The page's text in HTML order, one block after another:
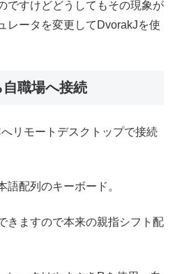
ですけどどうしてもその現象が
レータを変更してDvorakJを使
職場へ接続
リモートデスクトップで接続
語配列のキーボード。
きますので本来の親指シフト配